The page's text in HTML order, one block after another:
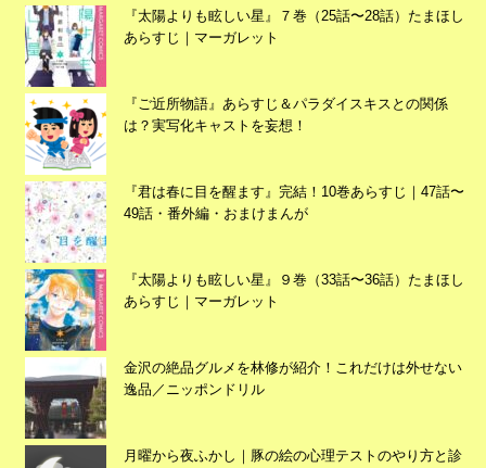
『太陽よりも眩しい星』７巻（25話〜28話）たまほし
あらすじ｜マーガレット
『ご近所物語』あらすじ＆パラダイスキスとの関係
は？実写化キャストを妄想！
『君は春に目を醒ます』完結！10巻あらすじ｜47話〜
49話・番外編・おまけまんが
『太陽よりも眩しい星』９巻（33話〜36話）たまほし
あらすじ｜マーガレット
金沢の絶品グルメを林修が紹介！これだけは外せない
逸品／ニッポンドリル
月曜から夜ふかし｜豚の絵の心理テストのやり方と診